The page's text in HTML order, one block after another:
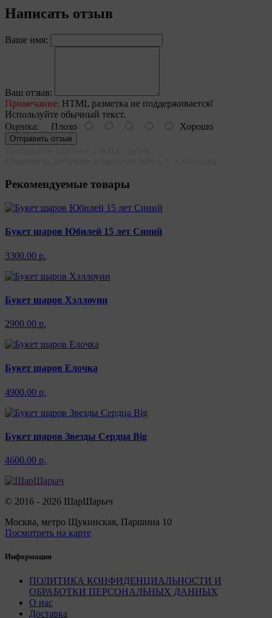
Написать отзыв
Ваше имя:
Ваш отзыв:
Примечание: HTML разметка не поддерживается!
Используйте обычный текст.
Оценка: Плохо Хорошо
Отправить отзыв
Рекомендуемые товары
Букет шаров Юбилей 15 лет Синий
3300.00 р.
Букет шаров Хэллоуин
2900.00 р.
Букет шаров Елочка
4900.00 р.
Букет шаров Звезды Сердца Big
4600.00 р.
© 2016 - 2026 ШарШарыч
Москва, метро Щукинская, Паршина 10
Посмотреть на карте
Информация
ПОЛИТИКА КОНФИДЕНЦИАЛЬНОСТИ И
ОБРАБОТКИ ПЕРСОНАЛЬНЫХ ДАННЫХ
О нас
Доставка